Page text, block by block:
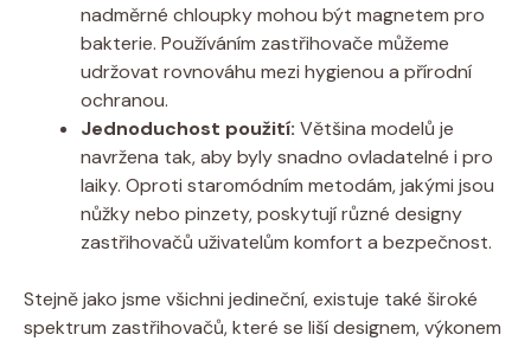
nadměrné chloupky mohou být magnetem pro
bakterie. Používáním zastřihovače můžeme
udržovat rovnováhu mezi hygienou a přírodní
ochranou.
Jednoduchost použití: Většina modelů je
navržena tak, aby byly snadno ovladatelné i pro
laiky. Oproti staromódním metodám, jakými jsou
nůžky nebo pinzety, poskytují různé designy
zastřihovačů uživatelům komfort a bezpečnost.
Stejně jako jsme všichni jedineční, existuje také široké
spektrum zastřihovačů, které se liší designem, výkonem